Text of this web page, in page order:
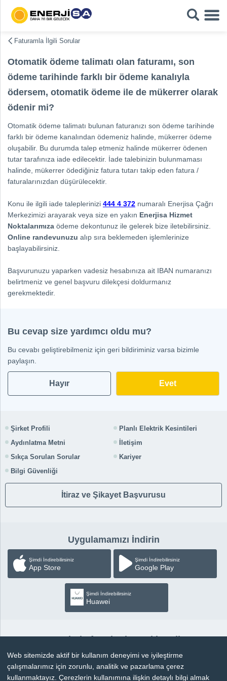
Faturamla İlgili Sorular
Otomatik ödeme talimatı olan faturamı, son
ödeme tarihinde farklı bir ödeme kanalıyla
ödersem, otomatik ödeme ile de mükerrer olarak
ödenir mi?
Otomatik ödeme talimatı bulunan faturanızı son ödeme tarihinde
farklı bir ödeme kanalından ödemeniz halinde, mükerrer ödeme
oluşabilir. Bu durumda talep etmeniz halinde mükerrer ödenen
tutar tarafınıza iade edilecektir. İade talebinizin bulunmaması
halinde, mükerrer ödediğiniz fatura tutarı takip eden fatura /
faturalarınızdan düşürülecektir.
Konu ile ilgili iade taleplerinizi 444 4 372 numaralı Enerjisa Çağrı
Merkezimizi arayarak veya size en yakın Enerjisa Hizmet
Noktalarımıza ödeme dekontunuz ile gelerek bize iletebilirsiniz.
Online randevunuzu alıp sıra beklemeden işlemlerinize
başlayabilirsiniz.
Başvurunuzu yaparken vadesiz hesabınıza ait IBAN numaranızı
belirtmeniz ve genel başvuru dilekçesi doldurmanız
gerekmektedir.
Bu cevap size yardımcı oldu mu?
Bu cevabı geliştirebilmeniz için geri bildiriminiz varsa bizimle
paylaşın.
Hayır
Şirket Profili
Planlı Elektrik Kesintileri
Aydınlatma Metni
İletişim
Sıkça Sorulan Sorular
Kariyer
Bilgi Güvenliği
İtiraz ve Şikayet Başvurusu
Uygulamamızı İndirin
Şimdi İndirebilirsiniz
App Store
Şimdi İndirebilirsiniz
Google Play
Şimdi İndirebilirsiniz
Huawei
Sosyal Platformlardan Takip Edin
Web sitemizde aktif bir kullanım deneyimi ve iyileştirme
çalışmalarımız için zorunlu, analitik ve pazarlama çerez
kullanmaktayız. Çerezlerin kullanımına ilişkin detaylı bilgi almak